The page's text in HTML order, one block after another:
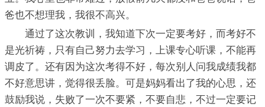
爸也不想理我，我很不高兴。
通过了这次教训，我知道下次一定要考好，而考好不
是光祈祷，只有自己努力去学习，上课专心听课，不能再
调皮了。还有因为这次考得不好，每次别人问我成绩我都
不好意思讲，觉得很丢脸。可是妈妈看出了我的心思，还
鼓励我说，失败了一次不要紧，不要自悲，不过一定要记